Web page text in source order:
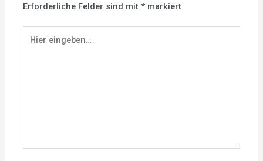
Erforderliche Felder sind mit* markiert
eingeben…